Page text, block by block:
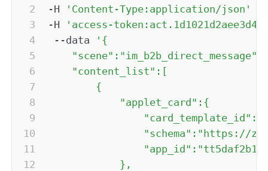
-H
'Content-Type:application/json'
-H
'access-
--data
'{
    "scene":"im_b2b_direct_message",
    "content_list":[
        {
            "applet_card":{
"schema":"https://
            },